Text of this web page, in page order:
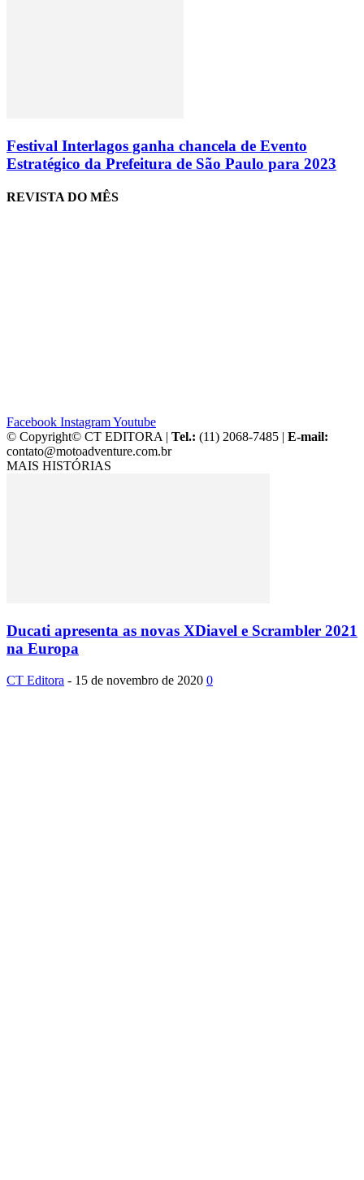
Festival Interlagos ganha chancela de Evento
Estratégico da Prefeitura de São Paulo para 2023
REVISTA DO MÊS
Facebook InstagramYoutube
© Copyright© CT EDITORA | Tel.: (11) 2068-7485 | E-mail:
contato@motoadventure.com.br
MAIS HISTÓRIAS
Ducati apresenta as novas XDiavel e Scrambler 2021
na Europa
CT Editora - 15 de novembro de 2020 0